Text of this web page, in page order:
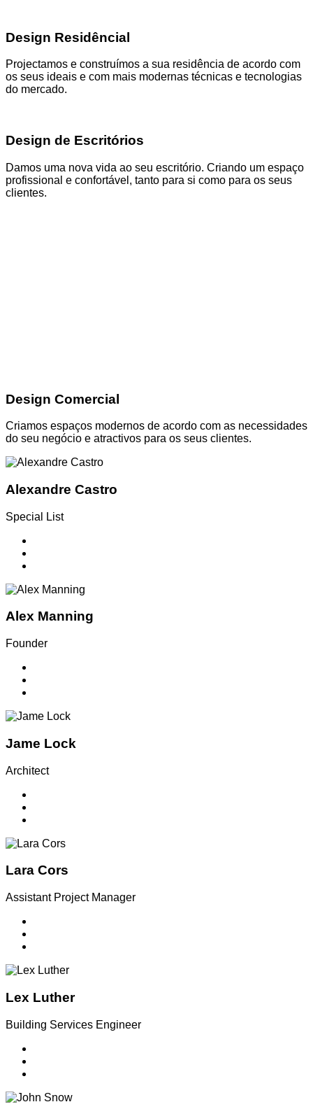
Design Residêncial
Projectamos e construímos a sua residência de acordo com
os seus ideais e com mais modernas técnicas e tecnologias
do mercado.
Design de Escritórios
Damos uma nova vida ao seu escritório. Criando um espaço
profissional e confortável, tanto para si como para os seus
clientes.
Design Comercial
Criamos espaços modernos de acordo com as necessidades
do seu negócio e atractivos para os seus clientes.
Alexandre Castro
Special List
Alex Manning
Founder
Jame Lock
Architect
Lara Cors
Assistant Project Manager
Lex Luther
Building Services Engineer